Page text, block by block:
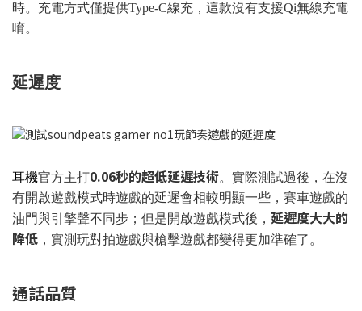
時。充電方式僅提供Type-C線充，這款沒有支援Qi無線充電
唷。
延遲度
耳機官方主打0.06秒的超低延遲技術。實際測試過後，在沒
有開啟遊戲模式時遊戲的延遲會相較明顯一些，賽車遊戲的
油門與引擎聲不同步；但是開啟遊戲模式後， 延遲度大大的
降低 ，實測玩對拍遊戲與槍擊遊戲都變得更加準確了。
通話品質